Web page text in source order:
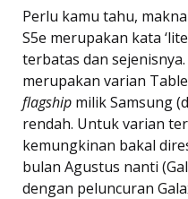
Perlu kamu tahu,
S5e merupakan kata
terbatas dan
merupakan varian
flagship milik Samsung
rendah. Untuk varian
kemungkinan bakal
bulan Agustus nanti
dengan peluncuran